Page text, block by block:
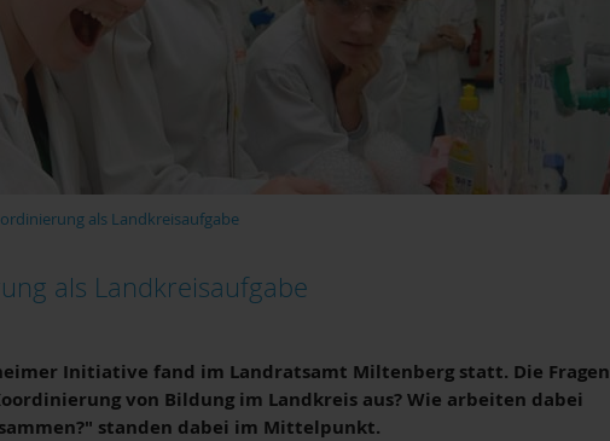
als Landkreisaufgabe
als Landkreisaufgabe
Initiative fand im Landratsamt Miltenberg statt. Die Fragen
von Bildung im Landkreis aus? Wie arbeiten dabei
standen dabei im Mittelpunkt.